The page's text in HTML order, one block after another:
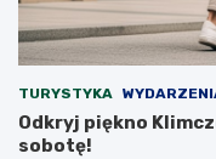
TURYSTYKA
Odkryj piękno
sobotę!